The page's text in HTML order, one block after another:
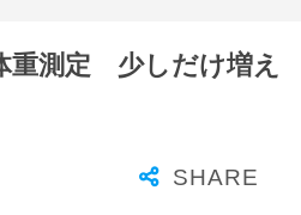
重測定 少しだけ増え